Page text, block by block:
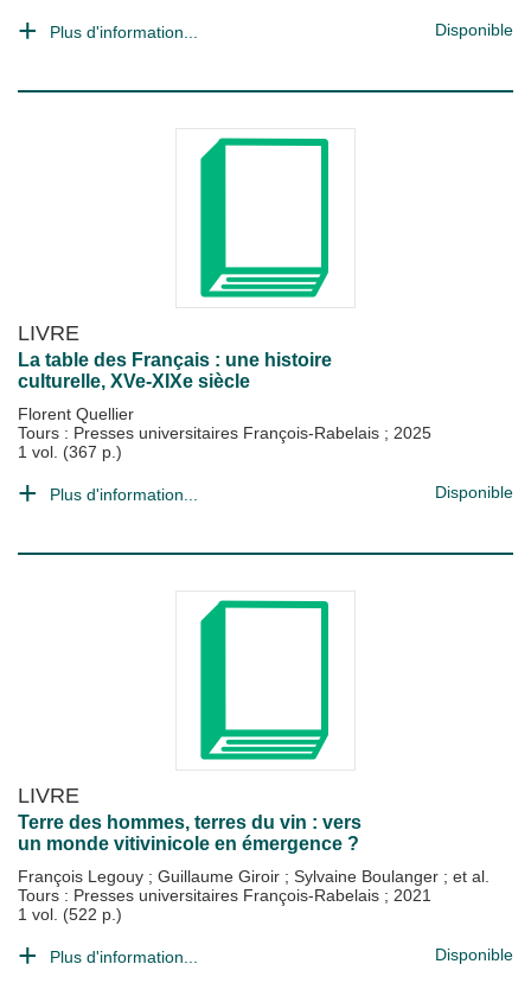
Plus d'information... Disponible
LIVRE
La table des Français : une histoire
culturelle, XVe-XIXe siècle
Florent Quellier
Tours : Presses universitaires François-Rabelais ; 2025
1 vol. (367 p.)
Plus d'information... Disponible
LIVRE
Terre des hommes, terres du vin : vers
un monde vitivinicole en émergence ?
François Legouy ; Guillaume Giroir ; Sylvaine Boulanger ; et al.
Tours : Presses universitaires François-Rabelais ; 2021
1 vol. (522 p.)
Plus d'information... Disponible